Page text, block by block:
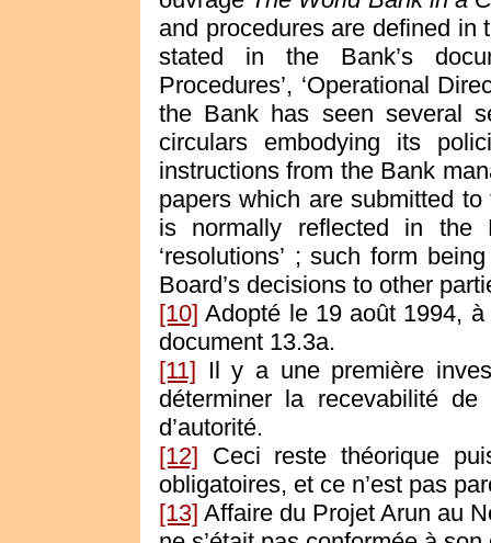
and procedures are defined in
stated in the Bank’s
Procedures’, ‘Operational
the Bank has seen several
circulars embodying its
instructions from the Bank
papers which are submitted
is normally reflected in the
‘resolutions’ ; such form
Board’s decisions to other
[10] Adopté le 19 août 1994,
document 13.3a.
[11] Il y a une première
déterminer la recevabilité
d’autorité.
[12] Ceci reste théorique
obligatoires, et ce n’est pas
[13] Affaire du Projet Arun au